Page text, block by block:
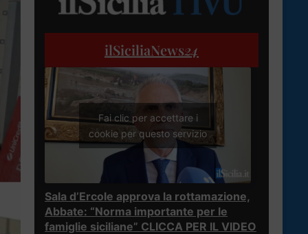
ilSiciliaNews24
Fai clic per accettare i
cookie per questo servizio
Sala d’Ercole approva la rottamazione,
Abbate: “Norma importante per le
famiglie siciliane” CLICCA PER IL VIDEO